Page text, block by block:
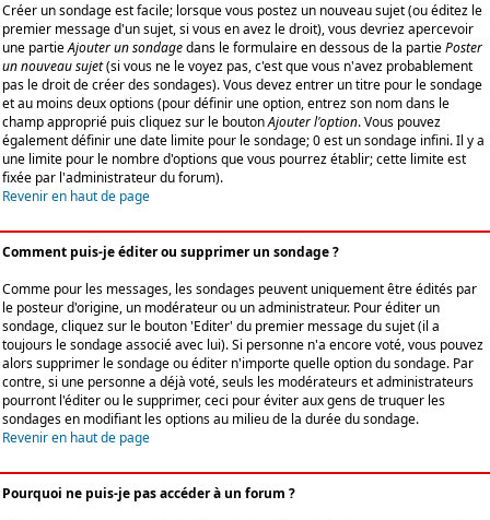
Créer un sondage est facile; lorsque vous postez un nouveau sujet (ou éditez le
premier message d'un sujet, si vous en avez le droit), vous devriez apercevoir
une partieAjouter un sondagedans le formulaire en dessous de la partiePoster
un nouveau sujet(si vous ne le voyez pas, c'est que vous n'avez probablement
pas le droit de créer des sondages). Vous devez entrer un titre pour le sondage
et au moins deux options (pour définir une option, entrez son nom dans le
champ approprié puis cliquez sur le boutonAjouter l'option. Vous pouvez
également définir une date limite pour le sondage; 0 est un sondage infini. Il y a
une limite pour le nombre d'options que vous pourrez établir; cette limite est
fixée par l'administrateur du forum).
Revenir en haut de page
Comment puis-je éditer ou supprimer un sondage ?
Comme pour les messages, les sondages peuvent uniquement être édités par
le posteur d'origine, un modérateur ou un administrateur. Pour éditer un
sondage, cliquez sur le bouton 'Editer' du premier message du sujet (il a
toujours le sondage associé avec lui). Si personne n'a encore voté, vous pouvez
alors supprimer le sondage ou éditer n'importe quelle option du sondage. Par
contre, si une personne a déjà voté, seuls les modérateurs et administrateurs
pourront l'éditer ou le supprimer, ceci pour éviter aux gens de truquer les
sondages en modifiant les options au milieu de la durée du sondage.
Revenir en haut de page
Pourquoi ne puis-je pas accéder à un forum ?